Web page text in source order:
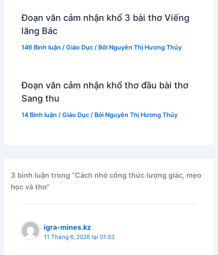
Đoạn văn cảm nhận khổ 3 bài thơ Viếng
lăng Bác
146 Bình luận /Giáo Dục / Bởi Nguyễn Thị Hương Thủy
Đoạn văn cảm nhận khổ thơ đầu bài thơ
Sang thu
14 Bình luận /Giáo Dục / Bởi Nguyễn Thị Hương Thủy
3 bình luận trong “Cách nhớ công thức lượng giác, mẹo
học và thơ”
igra-mines.kz
11 Tháng 6, 2026 tại 01:03